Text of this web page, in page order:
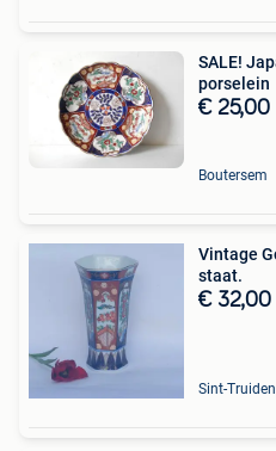
SALE! Japans sierbord in Gold Imari
porselein
€ 25,00
Boutersem
Vintage
staat.
€ 32,00
Sint-Truiden